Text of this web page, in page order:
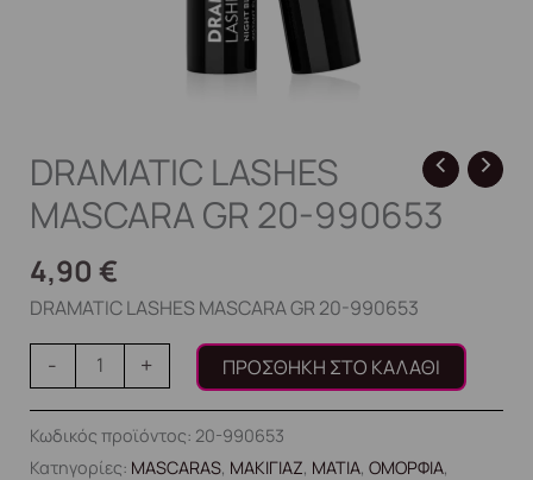
DRAMATIC LASHES
MASCARA GR 20-990653
4,90 €
DRAMATIC LASHES MASCARA GR 20-990653
- + ΠΡΟΣΘΉΚΗ ΣΤΟ ΚΑΛΆΘΙ
Κωδικός προϊόντος: 20-990653
Κατηγορίες: MASCARAS, ΜΑΚΙΓΙΑΖ, ΜΑΤΙΑ, ΟΜΟΡΦΙΑ,